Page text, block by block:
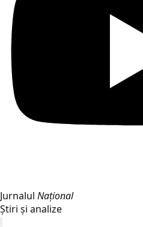
Jurnalul Național
Știri și analize